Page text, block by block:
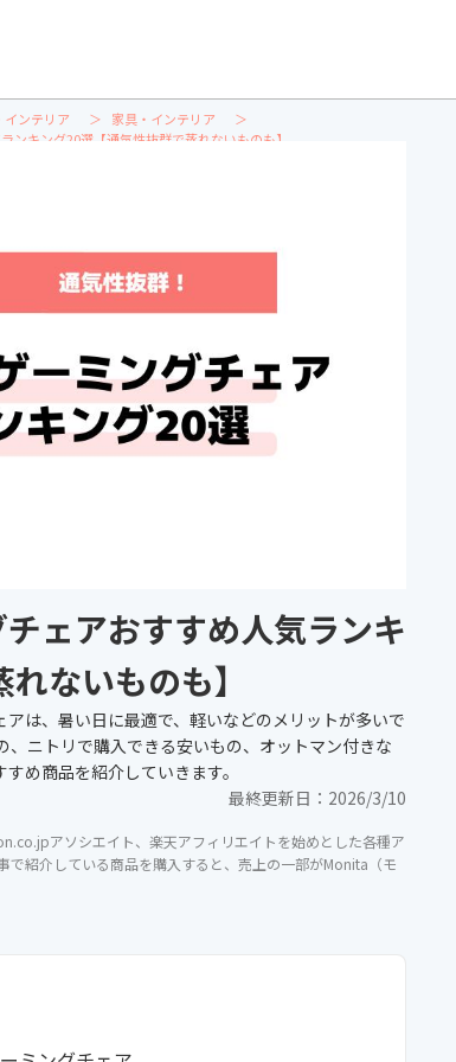
インテリア
家具・インテリア
ンキング20選【通気性抜群で蒸れないものも】
ェアおすすめ人気ランキ
ないものも】
は、暑い日に最適で、軽いなどのメリットが多いで
ニトリで購入できる安いもの、オットマン付きな
め商品を紹介していきます。
最終更新日： 2026/3/10
アソシエイト、楽天アフィリエイトを始めとした各種ア
紹介している商品を購入すると、売上の一部がMonita（モ